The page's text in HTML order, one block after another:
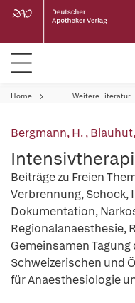
Home Weitere Literatur
Bergmann, H.,
Beiträge zu Freien
Verbrennung, Schock,
Dokumentation,
Regionalanaesthesie,
Gemeinsamen
Schweizerischen und
für Anaesthesiologie